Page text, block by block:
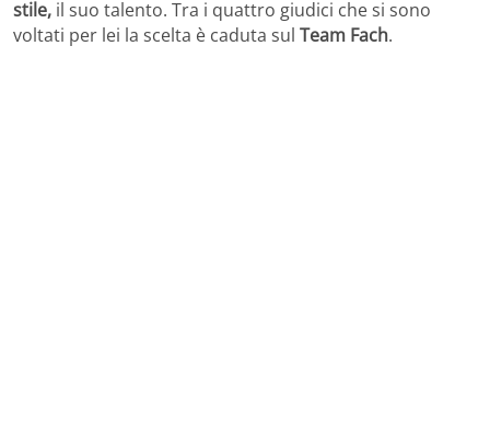
stile, il suo talento. Tra i quattro giudici che si sono
voltati per lei la scelta è caduta sul Team Fach.